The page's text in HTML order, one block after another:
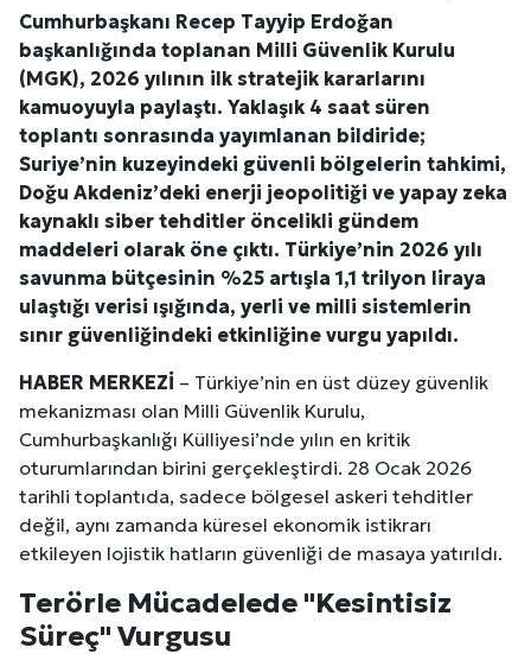
Cumhurbaşkanı Recep Tayyip Erdoğan
başkanlığında toplanan Milli Güvenlik Kurulu
(MGK), 2026 yılının ilk stratejik kararlarını
kamuoyuyla paylaştı. Yaklaşık 4 saat süren
toplantı sonrasında yayımlanan bildiride;
Suriye’nin kuzeyindeki güvenli bölgelerin tahkimi,
Doğu Akdeniz’deki enerji jeopolitiği ve yapay zeka
kaynaklı siber tehditler öncelikli gündem
maddeleri olarak öne çıktı. Türkiye’nin 2026 yılı
savunma bütçesinin %25 artışla 1,1 trilyon liraya
ulaştığı verisi ışığında, yerli ve milli sistemlerin
sınır güvenliğindeki etkinliğine vurgu yapıldı.
HABER MERKEZİ – Türkiye’nin en üst düzey güvenlik
mekanizması olan Milli Güvenlik Kurulu,
Cumhurbaşkanlığı Külliyesi’nde yılın en kritik
oturumlarından birini gerçekleştirdi. 28 Ocak 2026
tarihli toplantıda, sadece bölgesel askeri tehditler
değil, aynı zamanda küresel ekonomik istikrarı
etkileyen lojistik hatların güvenliği de masaya yatırıldı.
Terörle Mücadelede "Kesintisiz
Süreç" Vurgusu